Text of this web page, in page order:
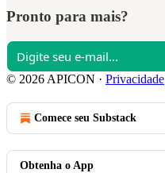
Pronto para mais?
© 2026 APICON · Privacidade
Comece seu Substack
Obtenha o App